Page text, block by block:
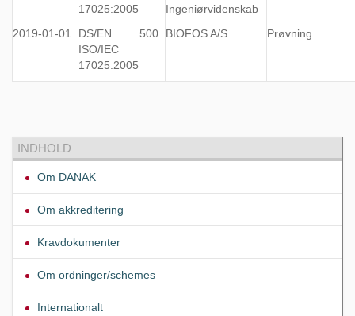
17025:2005
Ingeniørvidenskab
2019-01-01
DS/EN
ISO/IEC
17025:2005
500 BIOFOS A/S Prøvning
INDHOLD
Om DANAK
Om akkreditering
Kravdokumenter
Om ordninger/schemes
Internationalt